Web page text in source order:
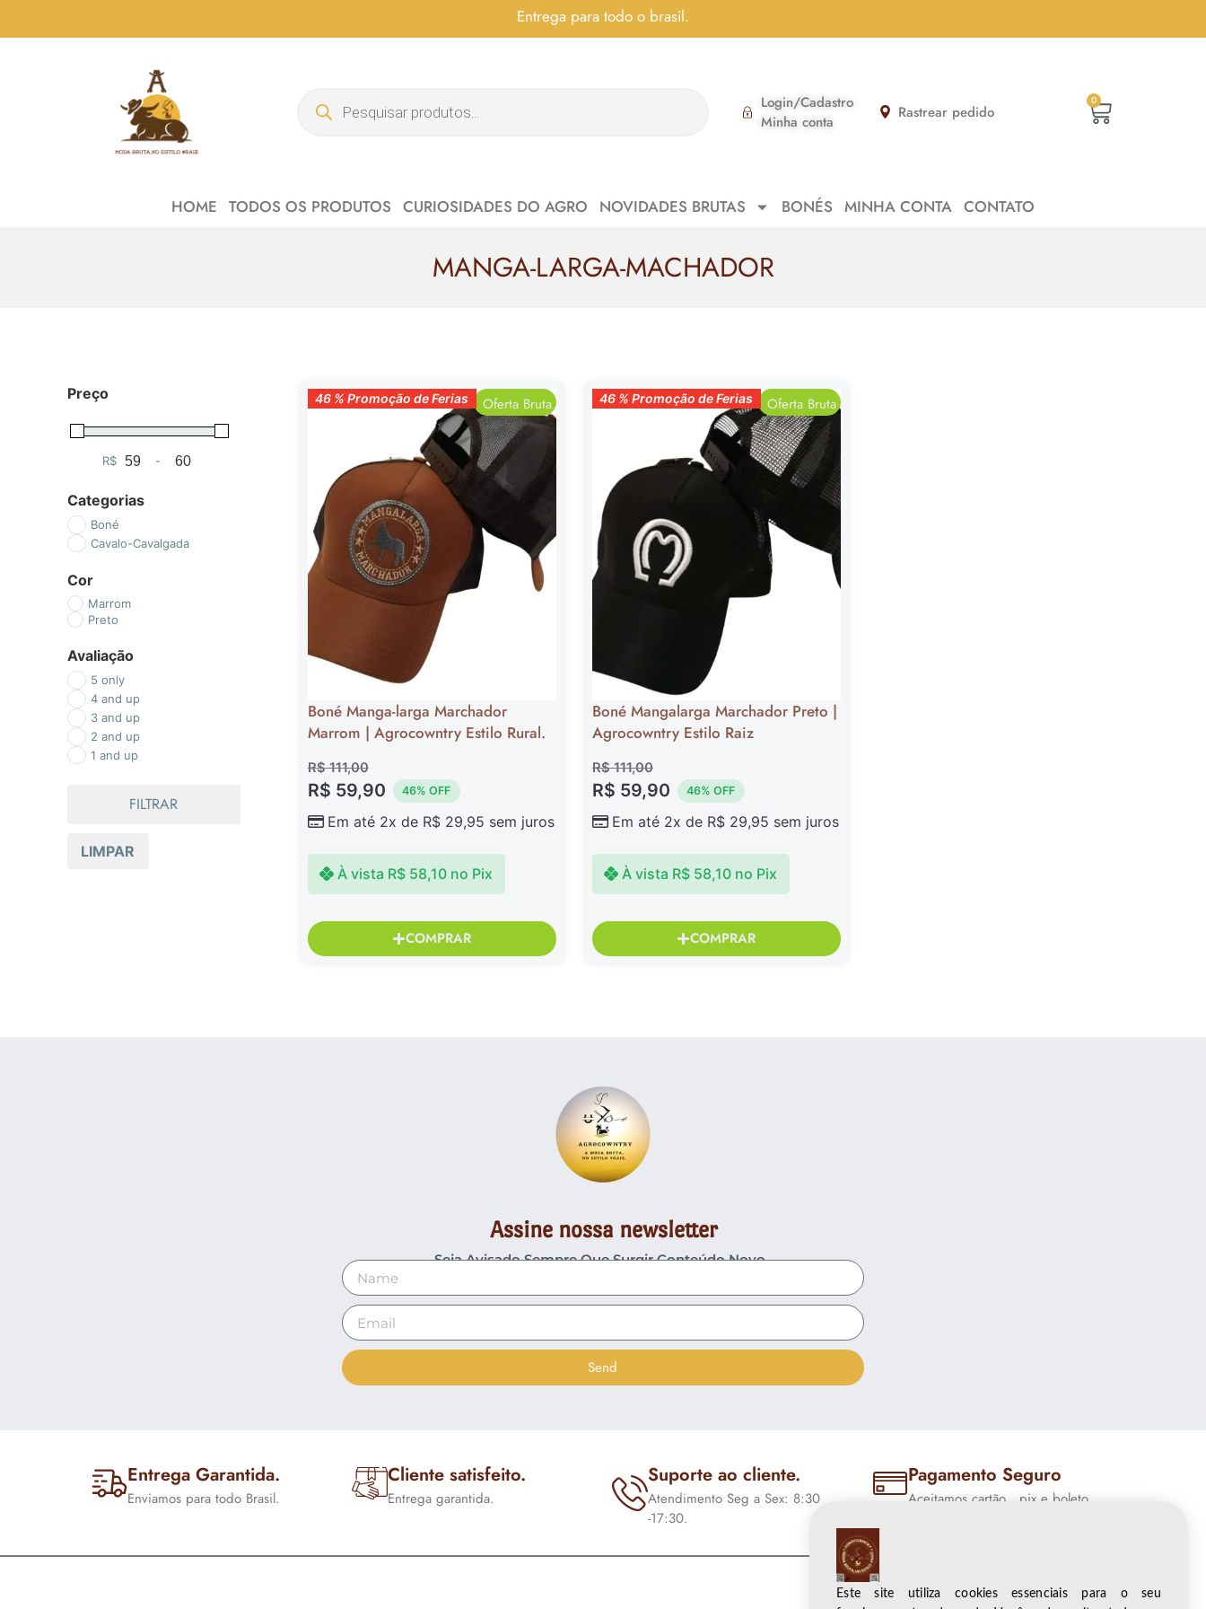
Entrega para todo o brasil.
Login/Cadastro
Minha conta
Rastrear pedido
0
HOME TODOS OS PRODUTOS CURIOSIDADES DO AGRO NOVIDADES BRUTAS BONÉS MINHA CONTA CONTATO
MANGA-LARGA-MACHADOR
Preço
R$ Minimum Price
-Maximum Price
Categorias
Boné
Cavalo-Cavalgada
Cor
Marrom
Preto
Avaliação
5 only
4 and up
3 and up
2 and up
1 and up
FILTRAR
LIMPAR
Oferta Bruta
46 % Promoção de Ferias
Boné Manga-larga Marchador
Marrom | Agrocowntry Estilo Rural.
R$111,00
R$ 59,90 46% OFF
Em até 2x de R$29,95 sem juros
À vista R$ 58,10 no Pix
COMPRAR
Oferta Bruta
46 % Promoção de Ferias
Boné Mangalarga Marchador Preto |
Agrocowntry Estilo Raiz
R$111,00
R$ 59,90 46% OFF
Em até 2x de R$29,95 sem juros
À vista R$ 58,10 no Pix
COMPRAR
Assine nossa newsletter
Seja Avisado Sempre Que Surgir Conteúdo Novo .
Send
Entrega Garantida.
Enviamos para todo Brasil.
Cliente satisfeito.
Entrega garantida.
Suporte ao cliente.
Atendimento Seg a Sex: 8:30
-17:30.
Pagamento Seguro
Aceitamos cartão , pix e boleto .
Este site utiliza cookies essenciais para o seu